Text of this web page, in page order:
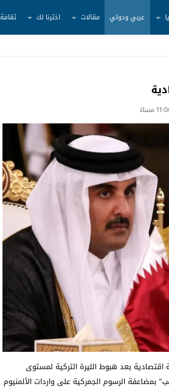
عربي ودولي مقالات اخترنا لك ثقافة
بعد هبوط الليرة التركية لمستوى
بمضاعفة الرسوم الجمركية على واردات الألمنيوم